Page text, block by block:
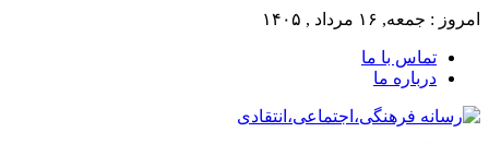
امروز : جمعه, ۱۶ مرداد , ۱۴۰۵
تماس با ما
درباره ما